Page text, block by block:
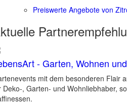
Preiswerte Angebote von
- Garten, Wohnen
mit dem besonderen Flair
Deko-, Garten- und Wohnliebhaber,